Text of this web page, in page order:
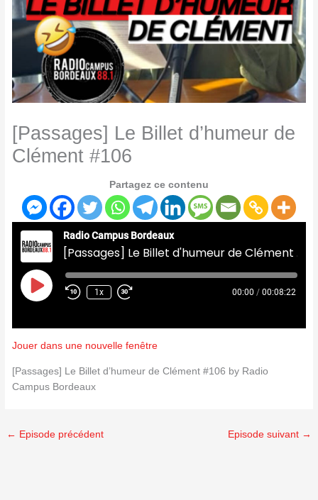
[Passages] Le Billet d’humeur de
Clément #106
Partagez ce contenu
Radio Campus Bordeaux
[Passages] Le Billet d'humeur de Clément #106
Play
Episode
1x 00:00 / 00:08:22
Jouer dans une nouvelle fenêtre
[Passages] Le Billet d’humeur de Clément #106 by Radio
Campus Bordeaux
← Episode précédent Episode suivant →